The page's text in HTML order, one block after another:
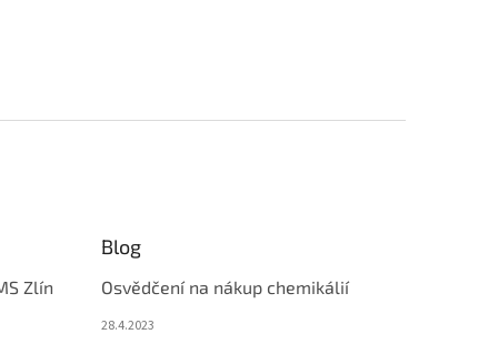
Zlín
Blog
Osvědčení na nákup chemikálií
28.4.2023